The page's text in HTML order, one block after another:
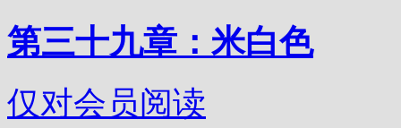
第三十九章：米白色
仅对会员阅读